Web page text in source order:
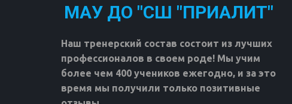
МАУ ДО "СШ "ПРИАЛИТ"
Наш тренерский состав состоит из лучших
профессионалов в своем роде! Мы учим
более чем 400 учеников ежегодно, и за это
время мы получили только позитивные